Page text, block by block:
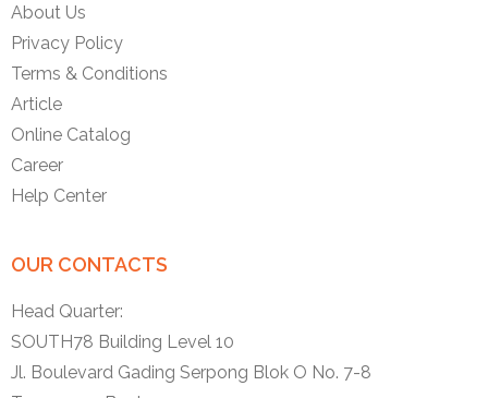
About Us
Privacy Policy
Terms & Conditions
Article
Online Catalog
Career
Help Center
OUR CONTACTS
Head Quarter:
SOUTH78 Building Level 10
Jl. Boulevard Gading Serpong Blok O No. 7-8